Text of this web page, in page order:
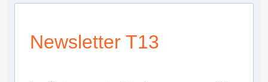
Newsletter T13